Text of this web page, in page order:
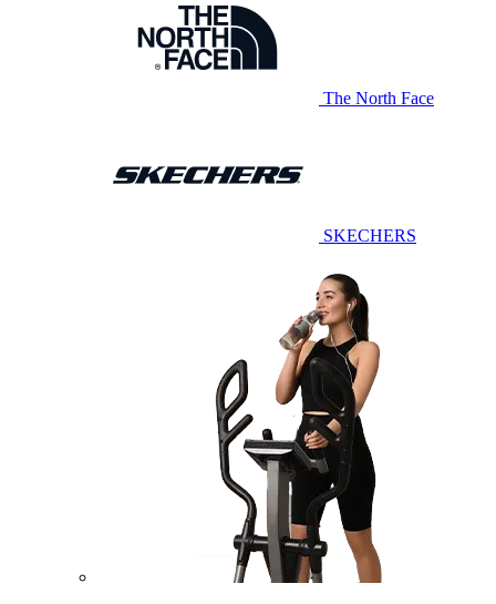
The North Face
SKECHERS